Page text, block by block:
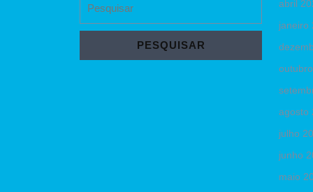
for:
abril
janeiro
agosto
julho
junho
maio